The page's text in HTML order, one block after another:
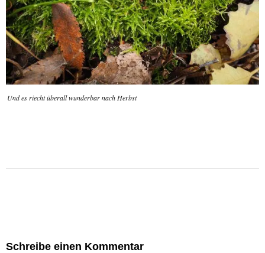
Und es riecht überall wunderbar nach Herbst
Schreibe einen Kommentar